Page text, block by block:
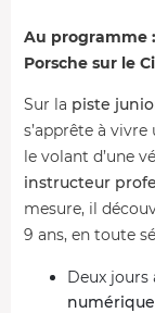
Au programme
Porsche sur le
Sur la piste
s’apprête à
le volant d’une
instructeur
mesure, il
9 ans, en toute
Deux jours
numérique